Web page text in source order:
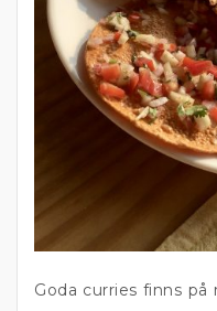
Goda curries finns